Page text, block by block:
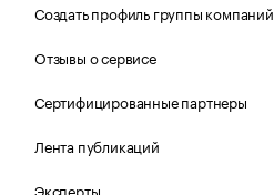
Создать профиль группы компаний
Отзывы о сервисе
Сертифицированные партнеры
Лента публикаций
Эксперты